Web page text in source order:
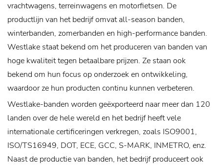
vrachtwagens, terreinwagens en motorfietsen. De
productlijn van het bedrijf omvat all-season banden,
winterbanden, zomerbanden en high-performance banden.
Westlake staat bekend om het produceren van banden van
hoge kwaliteit tegen betaalbare prijzen. Ze staan ​​ook
bekend om hun focus op onderzoek en ontwikkeling,
waardoor ze hun producten continu kunnen verbeteren.
Westlake-banden worden geëxporteerd naar meer dan 120
landen over de hele wereld en het bedrijf heeft vele
internationale certificeringen verkregen, zoals ISO9001,
ISO/TS16949, DOT, ECE, GCC, S-MARK, INMETRO, enz.
Naast de productie van banden, het bedrijf produceert ook